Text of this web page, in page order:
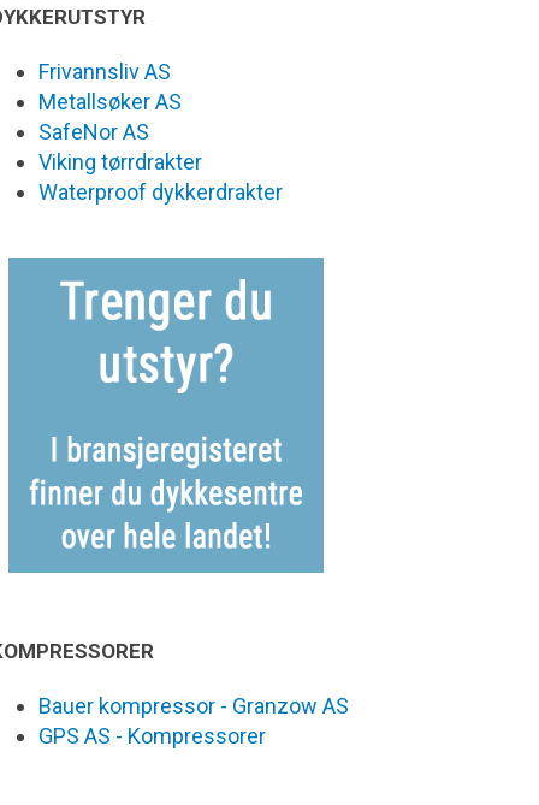
Frivannsliv AS
Metallsøker AS
SafeNor AS
Viking tørrdrakter
Waterproof dykkerdrakter
Bauer kompressor - Granzow AS
GPS AS - Kompressorer